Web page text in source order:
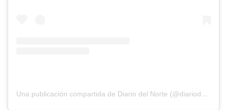
Una publicación compartida de Diario del Norte (@diariodelnorte)